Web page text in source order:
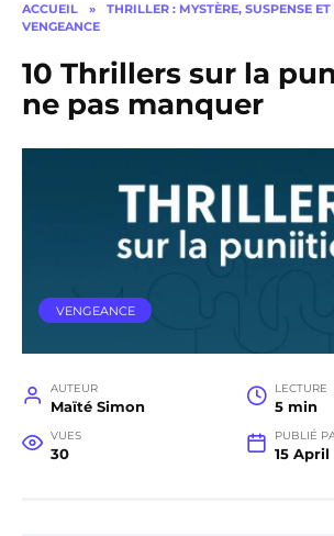
ACCUEIL » THRILLER : MYSTÈRE, SUSPENSE
VENGEANCE
10 Thrillers sur la
ne pas manquer
VENGEANCE
AUTEUR
Maïté Simon
LECTURE
5 min
VUES
30
PUBLIÉ
15 April